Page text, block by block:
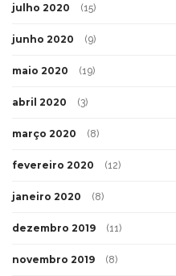
julho 2020 (15)
junho 2020 (9)
maio 2020 (19)
abril 2020 (3)
março 2020 (8)
fevereiro 2020 (12)
janeiro 2020 (8)
dezembro 2019 (11)
novembro 2019 (8)